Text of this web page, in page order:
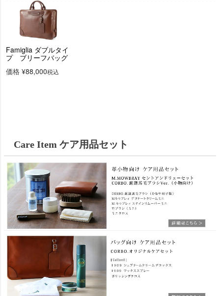
Famiglia ダブルタイ
プ ブリーフバッグ
価格 ¥88,000税込
Care Item ケア用品セット